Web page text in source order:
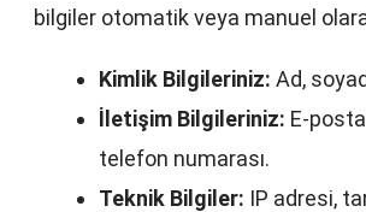
bilgiler otomatik veya manuel
Kimlik Bilgileriniz: Ad,
İletişim Bilgileriniz: E-
telefon numarası.
Teknik Bilgiler: IP adresi,